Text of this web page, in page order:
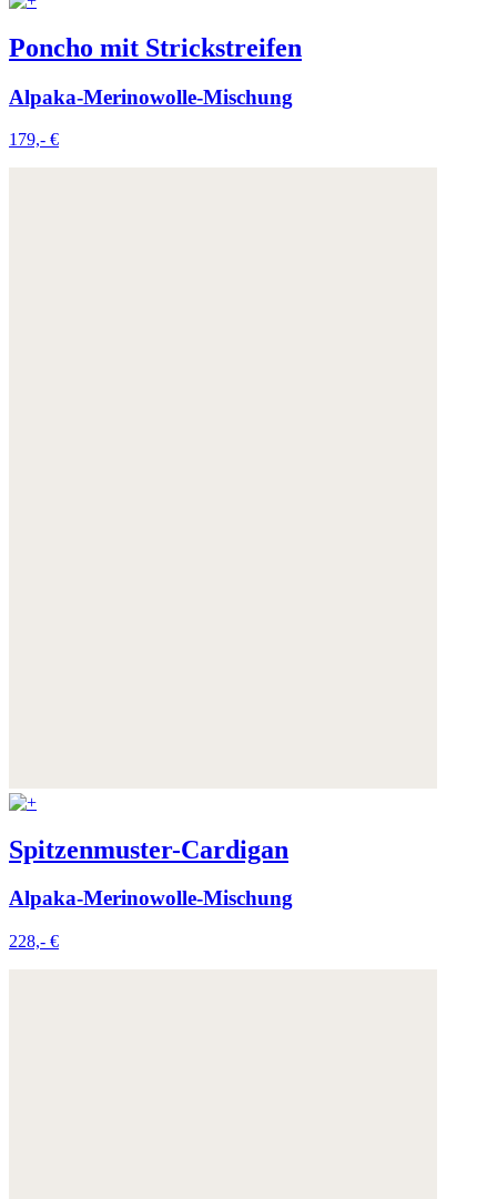
Poncho mit Strickstreifen
Alpaka-Merinowolle-Mischung
179,- €
Spitzenmuster-Cardigan
Alpaka-Merinowolle-Mischung
228,- €